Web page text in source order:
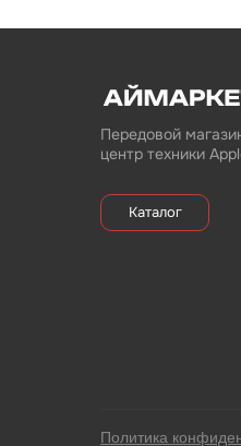
Передовой
центр техники
Политика
Каталог